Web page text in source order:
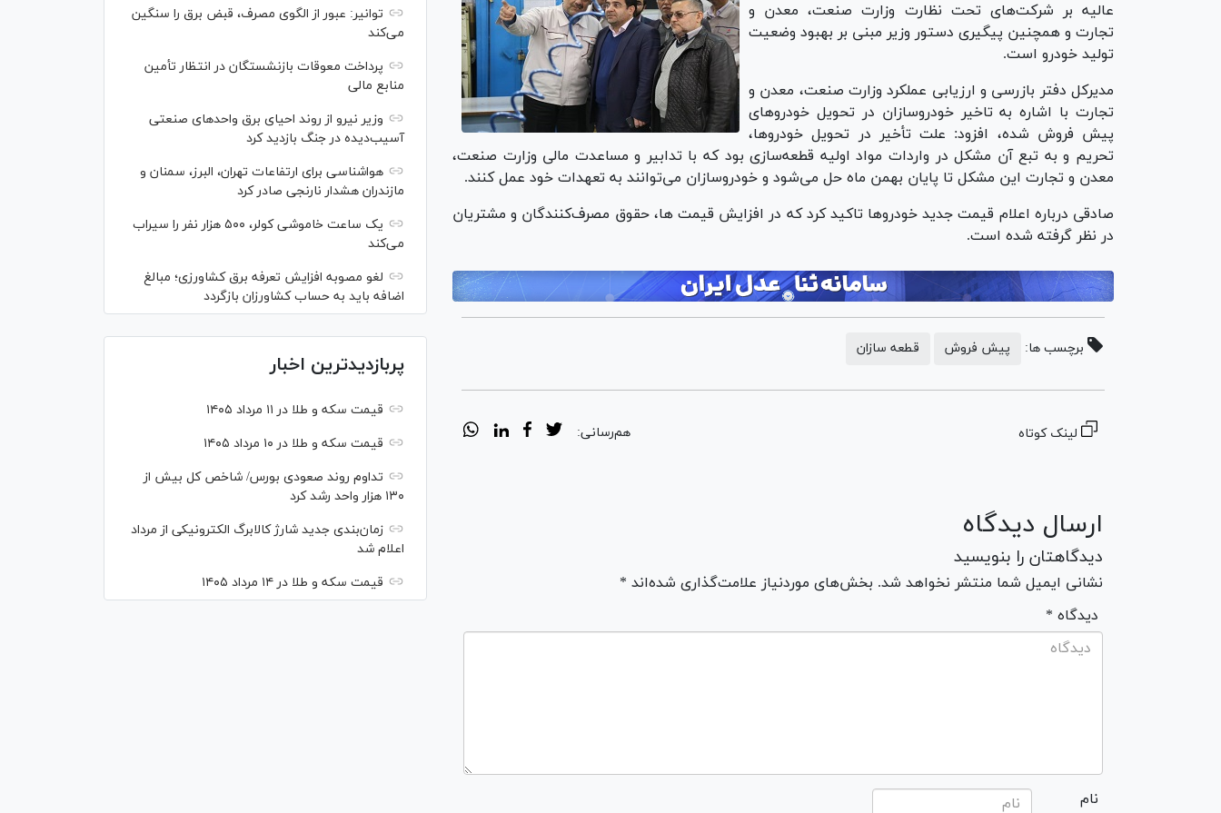
عالیه بر شرکت‌های تحت نظارت وزارت صنعت، معدن و
تجارت و همچنین پیگیری دستور وزیر مبنی بر بهبود وضعیت
تولید خودرو است.
مدیرکل دفتر بازرسی و ارزیابی عملکرد وزارت صنعت، معدن و
تجارت با اشاره به تاخیر خودروسازان در تحویل خودرو‌های
پیش فروش شده، افزود: علت تأخیر در تحویل خودروها،
تحریم و به تبع آن مشکل در واردات مواد اولیه قطعه‌سازی بود که با تدابیر و مساعدت مالی وزارت صنعت،
معدن و تجارت این مشکل تا پایان بهمن ماه حل می‌شود و خودروسازان می‌توانند به تعهدات خود عمل کنند.
صادقی درباره اعلام قیمت جدید خودرو‌ها تاکید کرد که در افزایش قیمت ها، حقوق مصرف‌کنندگان و مشتریان
در نظر گرفته شده است.
برچسب ها: پیش فروش قطعه سازان
لینک کوتاه هم‌رسانی:
ارسال دیدگاه
دیدگاهتان را بنویسید
نشانی ایمیل شما منتشر نخواهد شد. بخش‌های موردنیاز علامت‌گذاری شده‌اند *
* دیدگاه
نام
توانیر: عبور از الگوی مصرف، قبض برق را سنگین
می‌کند
پرداخت معوقات بازنشستگان در انتظار تأمین
منابع مالی
وزیر نیرو از روند احیای برق واحدهای صنعتی
آسیب‌دیده در جنگ بازدید کرد
هواشناسی برای ارتفاعات تهران، البرز، سمنان و
مازندران هشدار نارنجی صادر کرد
یک ساعت خاموشی کولر، ۵۰۰ هزار نفر را سیراب
می‌کند
لغو مصوبه افزایش تعرفه برق کشاورزی؛ مبالغ
اضافه باید به حساب کشاورزان بازگردد
پربازدیدترین اخبار
قیمت سکه و طلا در ۱۱ مرداد ۱۴۰۵
قیمت سکه و طلا در ۱۰ مرداد ۱۴۰۵
تداوم روند صعودی بورس/ شاخص کل بیش از
۱۳۰ هزار واحد رشد کرد
زمان‌بندی جدید شارژ کالابرگ الکترونیکی از مرداد
اعلام شد
قیمت سکه و طلا در ۱۴ مرداد ۱۴۰۵